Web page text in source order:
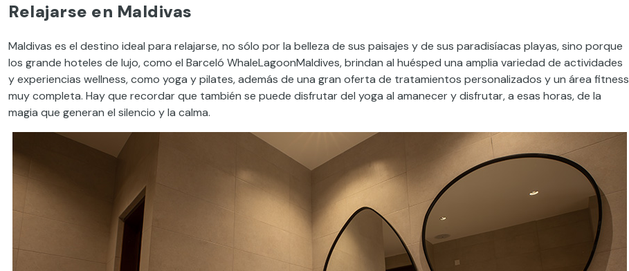
Relajarse en Maldivas
Maldivas es el destino ideal para relajarse, no sólo por la belleza de sus paisajes y de sus paradisíacas playas, sino porque
los grande hoteles de lujo, como el Barceló WhaleLagoonMaldives, brindan al huésped una amplia variedad de actividades
y experiencias wellness, como yoga y pilates, además de una gran oferta de tratamientos personalizados y un área fitness
muy completa. Hay que recordar que también se puede disfrutar del yoga al amanecer y disfrutar, a esas horas, de la
magia que generan el silencio y la calma.